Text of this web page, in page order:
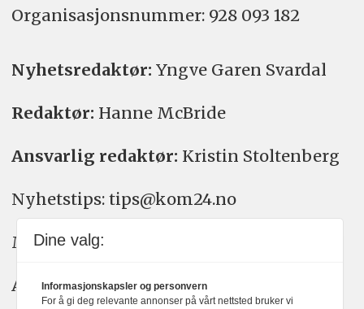
Organisasjons­nummer: 928 093 182
Nyhetsredaktør: Yngve Garen Svardal
Redaktør: Hanne McBride
Ansvarlig redaktør: Kristin Stoltenberg
Nyhetstips: tips@kom24.no
Meninger: meninger@kom24.no
Annonse: annonse@watchmedia.no
Dine valg:
Informasjonskapsler og personvern
For å gi deg relevante annonser på vårt nettsted bruker vi